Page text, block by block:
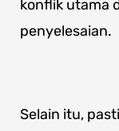
konflik utama
penyelesaian.
Selain itu,